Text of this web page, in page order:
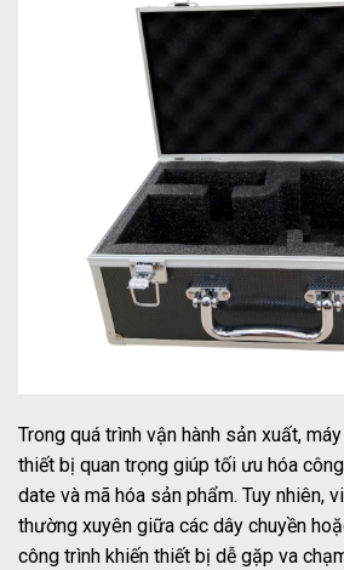
Trong quá trình vận hành sản xuất,
thiết bị quan trọng giúp tối ưu hóa
date và mã hóa sản phẩm. Tuy nhiên,
thường xuyên giữa các dây chuyền
công trình khiến thiết bị dễ gặp va